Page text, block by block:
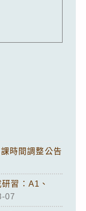
時間調整公告
習：A1、
07